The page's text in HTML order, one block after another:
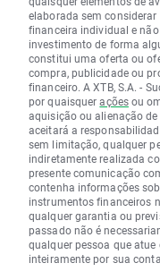
elaborada sem
financeira individual e
investimento de forma
constitui uma oferta ou
compra, publicidade ou
financeiro. A XTB, S.A. -
por quaisqueraçõesou
aquisição ou alienação
aceitará a
sem limitação, qualquer
indiretamente realizada
presente comunicação
contenha informações
instrumentos financeiros
qualquer garantia ou
passado não é
qualquer pessoa que
inteiramente por sua